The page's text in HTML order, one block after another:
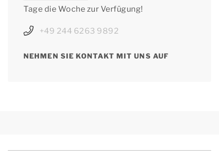
Tage die Woche zur Verfügung!
+49 244 6263 9892
NEHMEN SIE KONTAKT MIT UNS AUF